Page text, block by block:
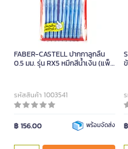
FABER-CASTELL ปากกาลูกลื่น
0.5 มม. รุ่น RX5 หมึกสีน้ำเงิน (แพ็ค
รหัสสินค้า 1003541
฿ 156.00 พร้อมจัดส่ง